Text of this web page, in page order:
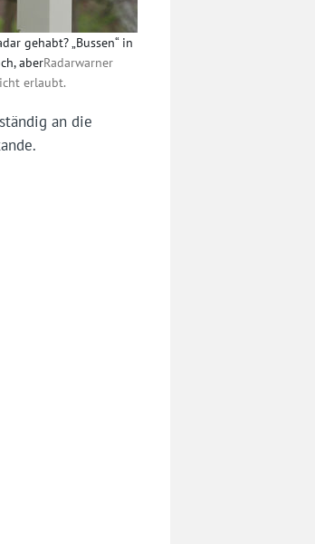
gehabt? „Bussen“ in
aberRadarwarner
erlaubt.
an die